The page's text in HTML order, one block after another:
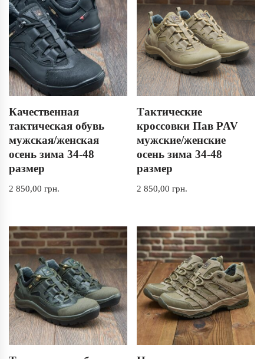
Качественная
тактическая обувь
мужская/женская
осень зима 34-48
размер
2 850,00 грн.
Тактические
кроссовки Пав PAV
мужские/женские
осень зима 34-48
размер
2 850,00грн.